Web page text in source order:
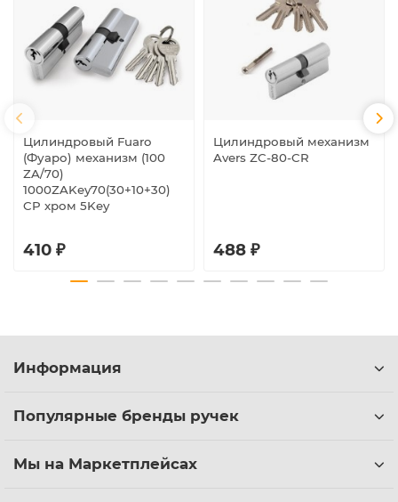
Цилиндровый Fuaro
(Фуаро) механизм (100
ZA/70)
1000ZAKey70(30+10+30)
CP хром 5Key
410 ₽
Цилиндровый механизм
Avers ZC-80-CR
488 ₽
Информация
Популярные бренды ручек
Мы на Маркетплейсах